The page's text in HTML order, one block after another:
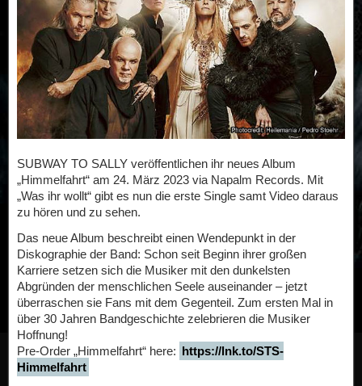
SUBWAY TO SALLY veröffentlichen ihr neues Album
„Himmelfahrt“ am 24. März 2023 via Napalm Records. Mit
„Was ihr wollt“ gibt es nun die erste Single samt Video daraus
zu hören und zu sehen.
Das neue Album beschreibt einen Wendepunkt in der
Diskographie der Band: Schon seit Beginn ihrer großen
Karriere setzen sich die Musiker mit den dunkelsten
Abgründen der menschlichen Seele auseinander – jetzt
überraschen sie Fans mit dem Gegenteil. Zum ersten Mal in
über 30 Jahren Bandgeschichte zelebrieren die Musiker
Hoffnung!
Pre-Order „Himmelfahrt“ here: https://lnk.to/STS-
Himmelfahrt